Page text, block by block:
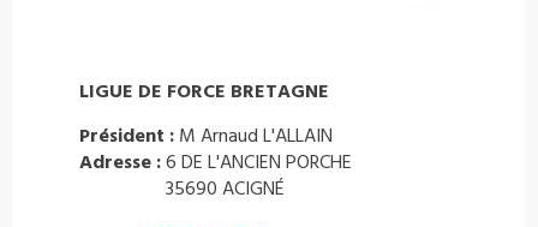
LIGUE DE FORCE BRETAGNE
Président : M Arnaud L'ALLAIN
Adresse :6 DE L'ANCIEN PORCHE
35690 ACIGNÉ